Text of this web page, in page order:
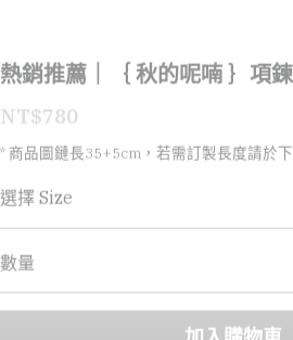
熱銷推薦｜｛ 秋的呢喃 ｝項鍊
NT$780
* 商品圖鏈長35+5cm，若需訂製長度請於下
選擇 Size
數量
加入購物車